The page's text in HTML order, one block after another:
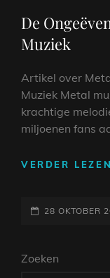
De
Muziek
Artikel over
Muziek Metal
krachtige
miljoenen fans
VERDER LEZEN
GEPLAATST
28 OKTOBER
Zoeken